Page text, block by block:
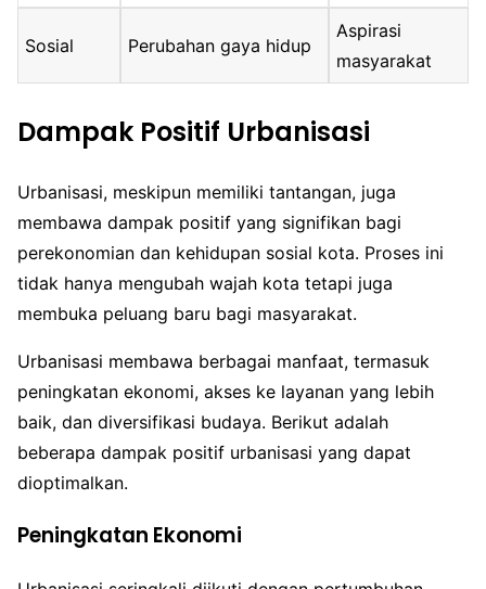
Sosial Perubahan gaya hidup
Aspirasi
masyarakat
Dampak Positif Urbanisasi
Urbanisasi, meskipun memiliki tantangan, juga
membawa dampak positif yang signifikan bagi
perekonomian dan kehidupan sosial kota. Proses ini
tidak hanya mengubah wajah kota tetapi juga
membuka peluang baru bagi masyarakat.
Urbanisasi membawa berbagai manfaat, termasuk
peningkatan ekonomi, akses ke layanan yang lebih
baik, dan diversifikasi budaya. Berikut adalah
beberapa dampak positif urbanisasi yang dapat
dioptimalkan.
Peningkatan Ekonomi